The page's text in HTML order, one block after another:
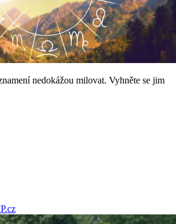
nedokážou milovat. Vyhněte se jim